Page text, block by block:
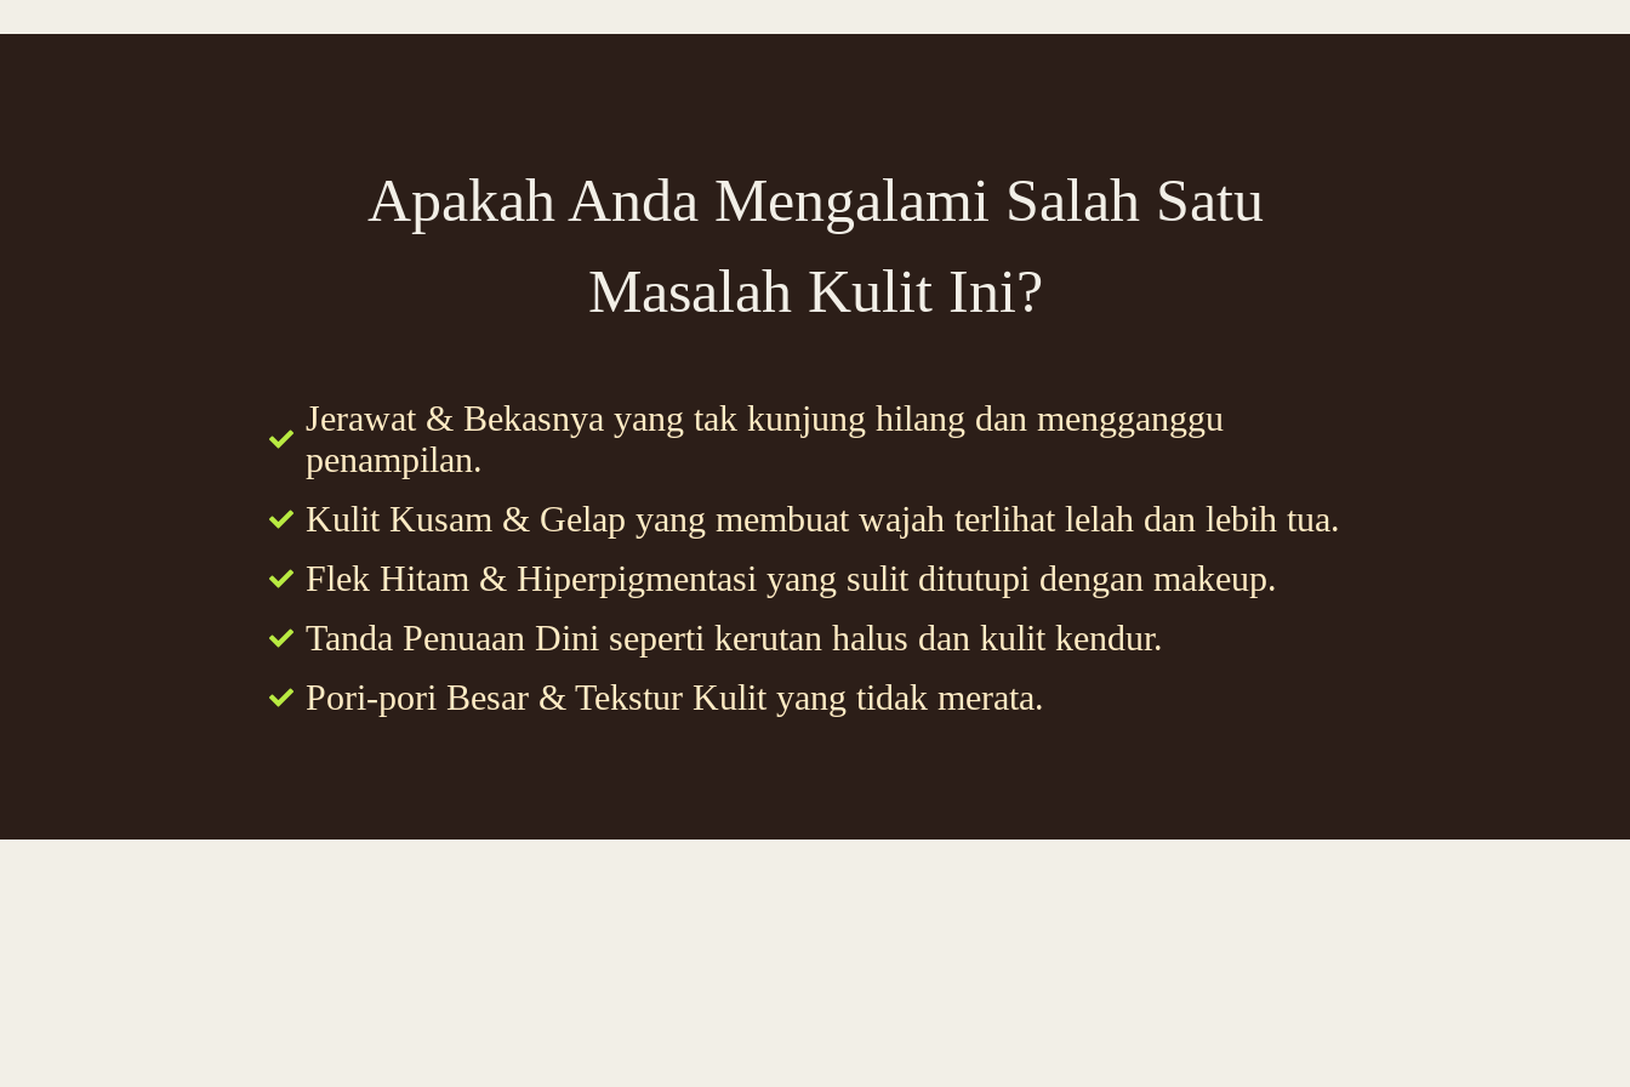
Apakah Anda Mengalami Salah Satu
Masalah Kulit Ini?
Jerawat & Bekasnya yang tak kunjung hilang dan mengganggu
penampilan.
Kulit Kusam & Gelap yang membuat wajah terlihat lelah dan lebih tua.
Flek Hitam & Hiperpigmentasi yang sulit ditutupi dengan makeup.
Tanda Penuaan Dini seperti kerutan halus dan kulit kendur.
Pori-pori Besar & Tekstur Kulit yang tidak merata.